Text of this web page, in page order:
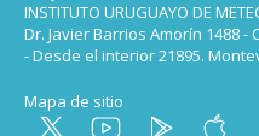
INSTITUTO URUGUAYO DE
Dr. Javier Barrios Amorín 1488 -
- Desde el interior 21895.
Mapa de sitio